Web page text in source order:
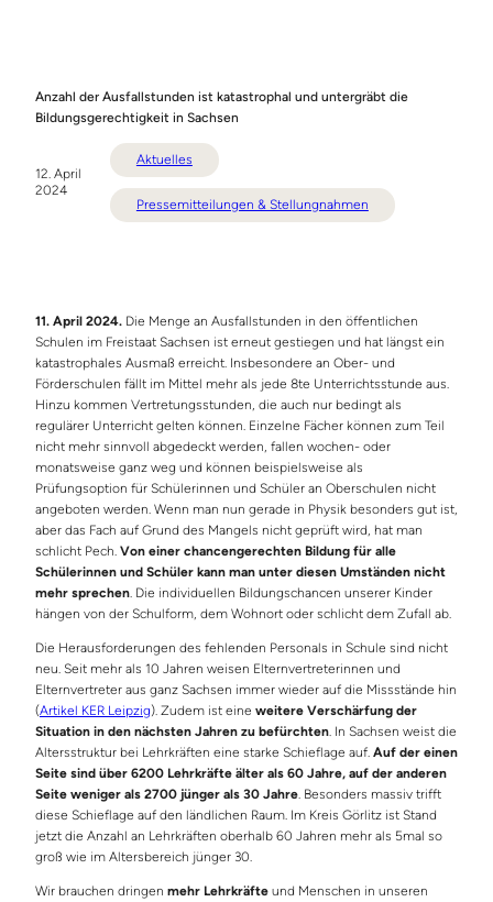
Anzahl der Ausfallstunden ist katastrophal und untergräbt die
Bildungsgerechtigkeit in Sachsen
12. April
2024
Aktuelles
Pressemitteilungen & Stellungnahmen
11. April 2024. Die Menge an Ausfallstunden in den öffentlichen
Schulen im Freistaat Sachsen ist erneut gestiegen und hat längst ein
katastrophales Ausmaß erreicht. Insbesondere an Ober- und
Förderschulen fällt im Mittel mehr als jede 8te Unterrichtsstunde aus.
Hinzu kommen Vertretungsstunden, die auch nur bedingt als
regulärer Unterricht gelten können. Einzelne Fächer können zum Teil
nicht mehr sinnvoll abgedeckt werden, fallen wochen- oder
monatsweise ganz weg und können beispielsweise als
Prüfungsoption für Schülerinnen und Schüler an Oberschulen nicht
angeboten werden. Wenn man nun gerade in Physik besonders gut ist,
aber das Fach auf Grund des Mangels nicht geprüft wird, hat man
schlicht Pech. Von einer chancengerechten Bildung für alle
Schülerinnen und Schüler kann man unter diesen Umständen nicht
mehr sprechen . Die individuellen Bildungschancen unserer Kinder
hängen von der Schulform, dem Wohnort oder schlicht dem Zufall ab.
Die Herausforderungen des fehlenden Personals in Schule sind nicht
neu. Seit mehr als 10 Jahren weisen Elternvertreterinnen und
Elternvertreter aus ganz Sachsen immer wieder auf die Missstände hin
(Artikel KER Leipzig). Zudem ist eine weitere Verschärfung der
Situation in den nächsten Jahren zu befürchten . In Sachsen weist die
Altersstruktur bei Lehrkräften eine starke Schieflage auf. Auf der einen
Seite sind über 6200 Lehrkräfte älter als 60 Jahre, auf der anderen
Seite weniger als 2700 jünger als 30 Jahre . Besonders massiv trifft
diese Schieflage auf den ländlichen Raum. Im Kreis Görlitz ist Stand
jetzt die Anzahl an Lehrkräften oberhalb 60 Jahren mehr als 5mal so
groß wie im Altersbereich jünger 30.
Wir brauchen dringen mehr Lehrkräfte und Menschen in unseren